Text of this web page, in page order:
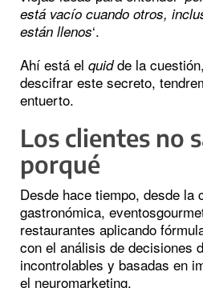
está vacío cuando otros,
están llenos‘.
Ahí está el quidde la
descifrar este secreto,
entuerto.
Los clientes no
porqué
Desde hace tiempo, desde la
gastronómica,
restaurantes aplicando
con el análisis de decisiones
incontrolables y basadas en
el neuromarketing.